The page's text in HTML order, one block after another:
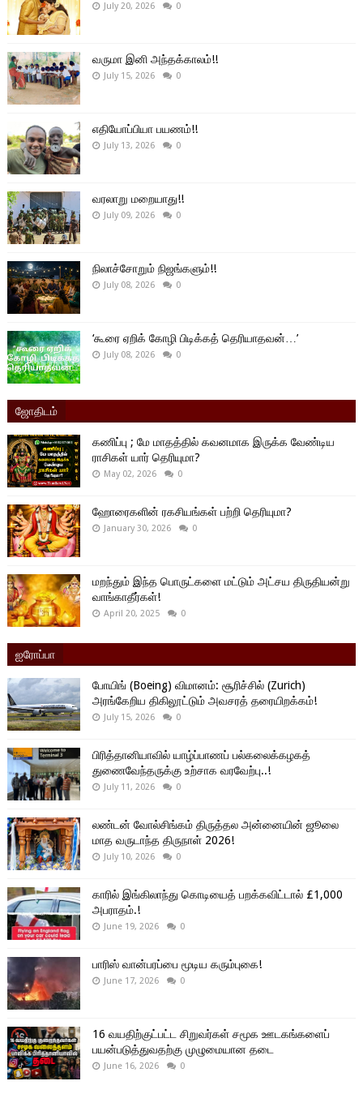
July 20, 2026 0
வருமா இனி அந்தக்காலம்!!
July 15, 2026 0
எதியோப்பியா பயணம்!!
July 13, 2026 0
வரலாறு மறையாது!!
July 09, 2026 0
நிலாச்சோறும் நிஜங்களும்!!
July 08, 2026 0
‘கூரை ஏறிக் கோழி பிடிக்கத் தெரியாதவன்…’
July 08, 2026 0
ஜோதிடம்
கணிப்பு ; மே மாதத்தில் கவனமாக இருக்க வேண்டிய
ராசிகள் யார் தெரியுமா?
May 02, 2026 0
ஹோரைகளின் ரகசியங்கள் பற்றி தெரியுமா?
January 30, 2026 0
மறந்தும் இந்த பொருட்களை மட்டும் அட்சய திருதியன்று
வாங்காதீர்கள்!
April 20, 2025 0
ஐரோப்பா
போயிங் (Boeing) விமானம்: சூரிச்சில் (Zurich)
அரங்கேறிய திகிலூட்டும் அவசரத் தரையிறக்கம்!
July 15, 2026 0
பிரித்தானியாவில் யாழ்ப்பாணப் பல்கலைக்கழகத்
துணைவேந்தருக்கு உற்சாக வரவேற்பு..!
July 11, 2026 0
லண்டன் வோல்சிங்கம் திருத்தல அன்னையின் ஜூலை
மாத வருடாந்த திருநாள் 2026!
July 10, 2026 0
காரில் இங்கிலாந்து கொடியைத் பறக்கவிட்டால் £1,000
அபராதம்.!
June 19, 2026 0
பாரிஸ் வான்பரப்பை மூடிய கரும்புகை!
June 17, 2026 0
16 வயதிற்குட்பட்ட சிறுவர்கள் சமூக ஊடகங்களைப்
பயன்படுத்துவதற்கு முழுமையான தடை
June 16, 2026 0